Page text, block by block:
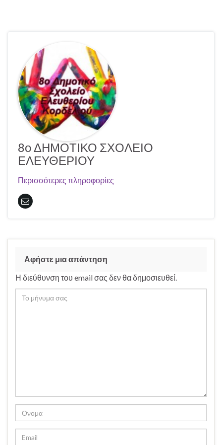
8ο ΔΗΜΟΤΙΚΟ ΣΧΟΛΕΙΟ
ΕΛΕΥΘΕΡΙΟΥ
Περισσότερες πληροφορίες
Αφήστε μια απάντηση
Η διεύθυνση του email σας δεν θα δημοσιευθεί.